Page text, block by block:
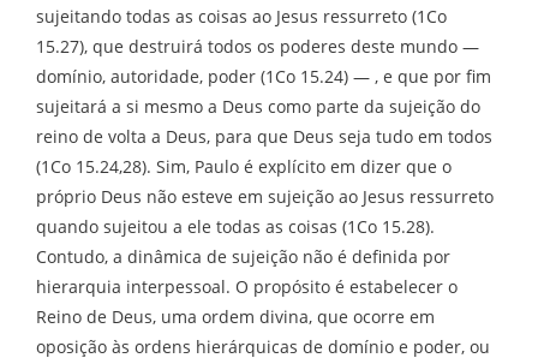
sujeitando todas as coisas ao Jesus ressurreto (1Co
15.27), que destruirá todos os poderes deste mundo —
domínio, autoridade, poder (1Co 15.24) — , e que por fim
sujeitará a si mesmo a Deus como parte da sujeição do
reino de volta a Deus, para que Deus seja tudo em todos
(1Co 15.24,28). Sim, Paulo é explícito em dizer que o
próprio Deus não esteve em sujeição ao Jesus ressurreto
quando sujeitou a ele todas as coisas (1Co 15.28).
Contudo, a dinâmica de sujeição não é definida por
hierarquia interpessoal. O propósito é estabelecer o
Reino de Deus, uma ordem divina, que ocorre em
oposição às ordens hierárquicas de domínio e poder, ou